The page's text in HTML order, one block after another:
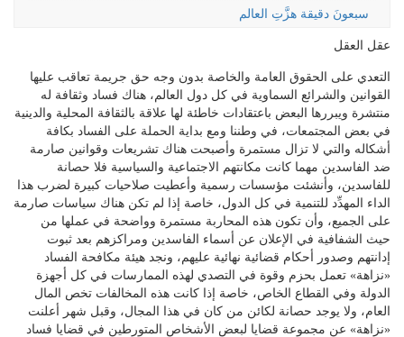
سبعونَ دقيقة هزَّتِ العالم
عقل العقل
التعدي على الحقوق العامة والخاصة بدون وجه حق جريمة تعاقب عليها
القوانين والشرائع السماوية في كل دول العالم، هناك فساد وثقافة له
منتشرة ويبررها البعض باعتقادات خاطئة لها علاقة بالثقافة المحلية والدينية
في بعض المجتمعات، في وطننا ومع بداية الحملة على الفساد بكافة
أشكاله والتي لا تزال مستمرة وأصبحت هناك تشريعات وقوانين صارمة
ضد الفاسدين مهما كانت مكانتهم الاجتماعية والسياسية فلا حصانة
للفاسدين، وأنشئت مؤسسات رسمية وأعطيت صلاحيات كبيرة لضرب هذا
الداء المهدِّد للتنمية في كل الدول، خاصة إذا لم تكن هناك سياسات صارمة
على الجميع، وأن تكون هذه المحاربة مستمرة وواضحة في عملها من
حيث الشفافية في الإعلان عن أسماء الفاسدين ومراكزهم بعد ثبوت
إدانتهم وصدور أحكام قضائية نهائية عليهم، ونجد هيئة مكافحة الفساد
«نزاهة» تعمل بحزم وقوة في التصدي لهذه الممارسات في كل أجهزة
الدولة وفي القطاع الخاص، خاصة إذا كانت هذه المخالفات تخص المال
العام، ولا يوجد حصانة لكائن من كان في هذا المجال، وقبل شهر أعلنت
«نزاهة» عن مجموعة قضايا لبعض الأشخاص المتورطين في قضايا فساد